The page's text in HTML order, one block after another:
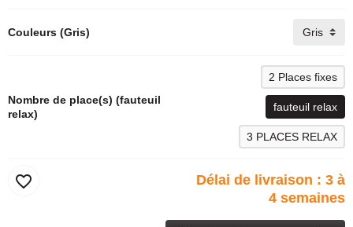
Couleurs (Gris)
Nombre de place(s) (fauteuil
relax)
2 Places fixes
fauteuil relax
3 PLACES RELAX
Délai de livraison : 3 à
4 semaines
favorite_border